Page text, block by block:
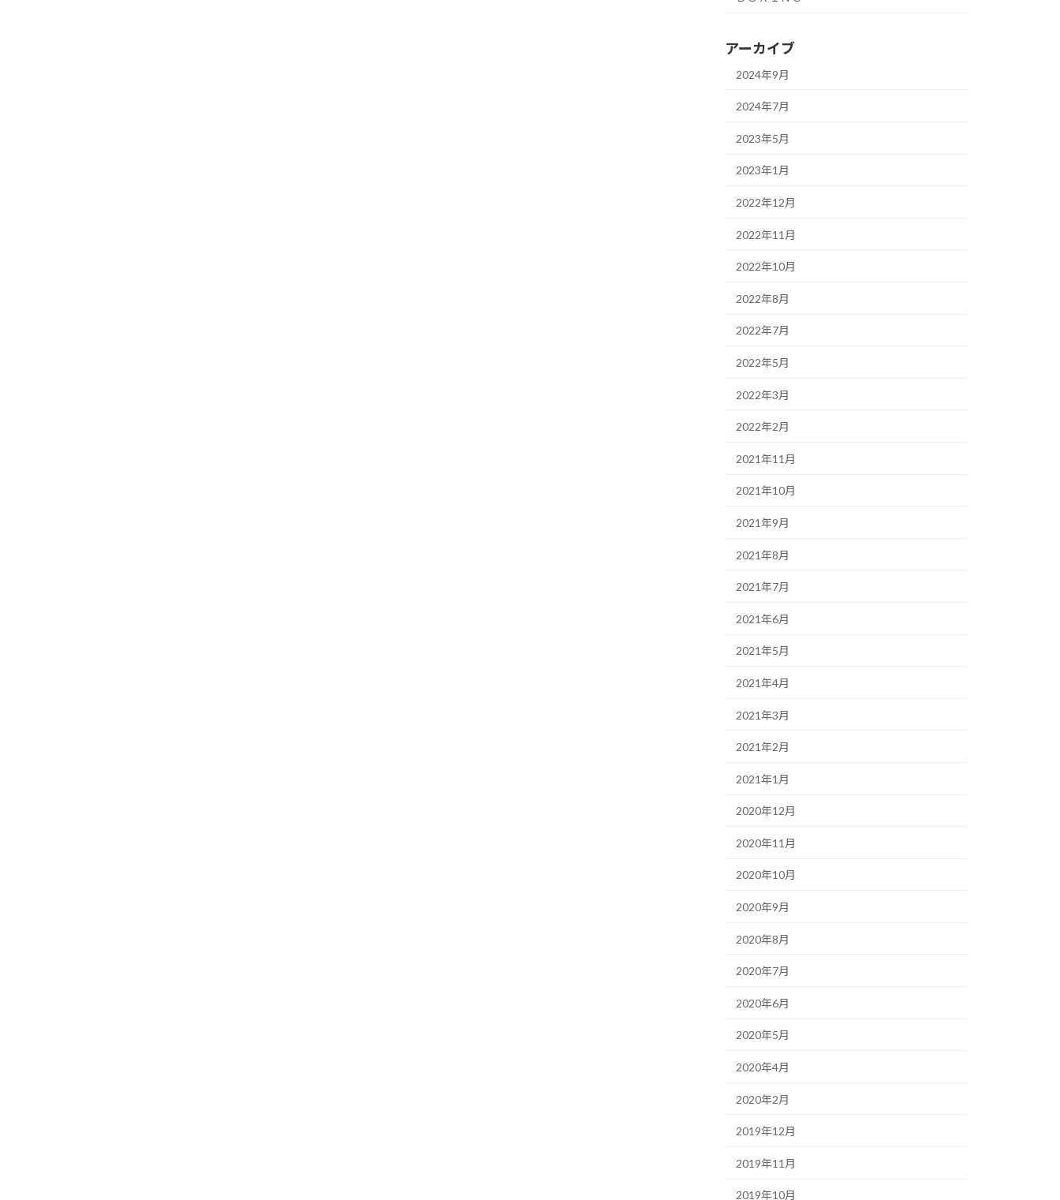
アーカイブ
2024年9月
2024年7月
2023年5月
2023年1月
2022年12月
2022年11月
2022年10月
2022年8月
2022年7月
2022年5月
2022年3月
2022年2月
2021年11月
2021年10月
2021年9月
2021年8月
2021年7月
2021年6月
2021年5月
2021年4月
2021年3月
2021年2月
2021年1月
2020年12月
2020年11月
2020年10月
2020年9月
2020年8月
2020年7月
2020年6月
2020年5月
2020年4月
2020年2月
2019年12月
2019年11月
2019年10月